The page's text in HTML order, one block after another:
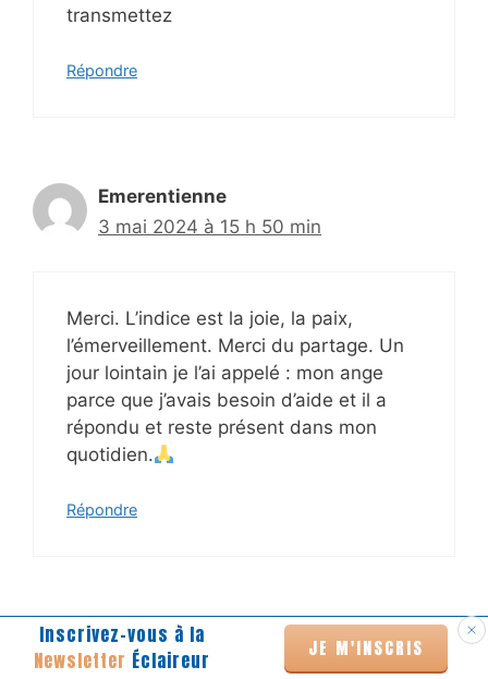
transmettez
Répondre
Emerentienne
3 mai 2024 à 15 h 50 min
Merci. L’indice est la joie, la paix,
l’émerveillement. Merci du partage. Un
jour lointain je l’ai appelé : mon ange
parce que j’avais besoin d’aide et il a
répondu et reste présent dans mon
quotidien.
Répondre
France
3 mai 2024 à 16 h 04 min
Inscrivez-vous à la
Newsletter Éclaireur JE M'INSCRIS